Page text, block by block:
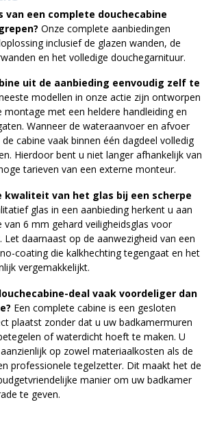
van een complete douchecabine
Onze complete aanbiedingen
inclusief de glazen wanden, de
en het volledige douchegarnituur.
uit de aanbieding eenvoudig zelf te
modellen in onze actie zijn ontworpen
met een heldere handleiding en
Wanneer de wateraanvoer en afvoer
cabine vaak binnen één dagdeel volledig
Hierdoor bent u niet langer afhankelijk van
tarieven van een externe monteur.
kwaliteit van het glas bij een scherpe
glas in een aanbieding herkent u aan
van 6 mm gehard veiligheidsglas voor
daarnaast op de aanwezigheid van een
coating die kalkhechting tegengaat en het
vergemakkelijkt.
deal vaak voordeliger dan
Een complete cabine is een gesloten
plaatst zonder dat u uw badkamermuren
of waterdicht hoeft te maken. U
op zowel materiaalkosten als de
professionele tegelzetter. Dit maakt het de
manier om uw badkamer
te geven.